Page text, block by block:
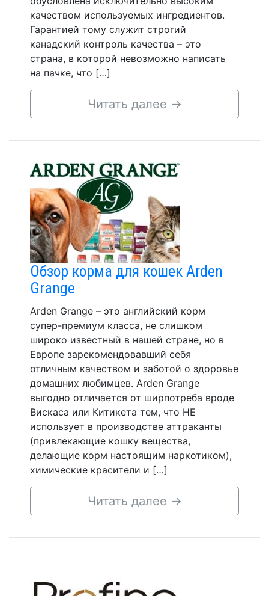
качеством используемых ингредиентов.
Гарантией тому служит строгий
канадский контроль качества – это
страна, в которой невозможно написать
на пачке, что […]
Читать далее →
Обзор корма для кошек Arden
Grange
Arden Grange – это английский корм
супер-премиум класса, не слишком
широко известный в нашей стране, но в
Европе зарекомендовавший себя
отличным качеством и заботой о здоровье
домашних любимцев. Arden Grange
выгодно отличается от ширпотреба вроде
Вискаса или Китикета тем, что НЕ
использует в производстве аттраканты
(привлекающие кошку вещества,
делающие корм настоящим наркотиком),
химические красители и […]
Читать далее →